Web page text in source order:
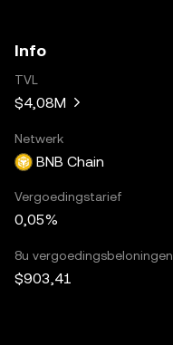
Info
TVL
$4,08M
Netwerk
BNB Chain
Vergoedingstarief
0,05%
8u vergoedingsbeloningen
$903,41